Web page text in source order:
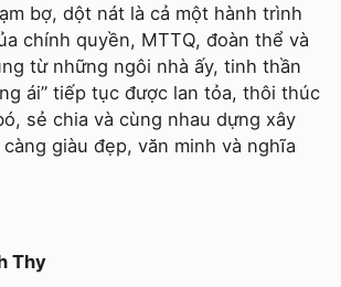
bợ, dột nát là cả một hành trình
chính quyền, MTTQ, đoàn thể và
từ những ngôi nhà ấy, tinh thần
ái” tiếp tục được lan tỏa, thôi thúc
sẻ chia và cùng nhau dựng xây
giàu đẹp, văn minh và nghĩa
Thy